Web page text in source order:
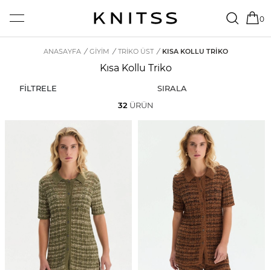
0
ANASAYFA / GİYİM / TRIKO ÜST / KISA KOLLU TRIKO
Kısa Kollu Triko
FİLTRELE
SIRALA
32ÜRÜN